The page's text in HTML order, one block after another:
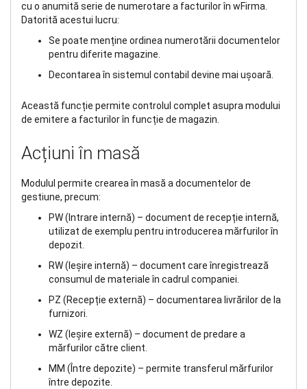
cu o anumită serie de numerotare a facturilor în wFirma.
Datorită acestui lucru:
Se poate menține ordinea numerotării documentelor
pentru diferite magazine.
Decontarea în sistemul contabil devine mai ușoară.
Această funcție permite controlul complet asupra modului
de emitere a facturilor în funcție de magazin.
Acțiuni în masă
Modulul permite crearea în masă a documentelor de
gestiune, precum:
PW (Intrare internă) – document de recepție internă,
utilizat de exemplu pentru introducerea mărfurilor în
depozit.
RW (Ieșire internă) – document care înregistrează
consumul de materiale în cadrul companiei.
PZ (Recepție externă) – documentarea livrărilor de la
furnizori.
WZ (Ieșire externă) – document de predare a
mărfurilor către client.
MM (Între depozite) – permite transferul mărfurilor
între depozite.